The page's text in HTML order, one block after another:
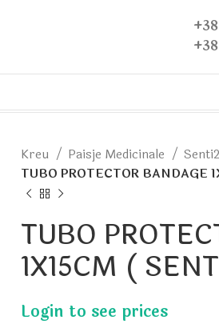
Kreu Paisje Medicinale
Senti2
TUBO PROTECTOR BANDAGE
TUBO
1X15CM (